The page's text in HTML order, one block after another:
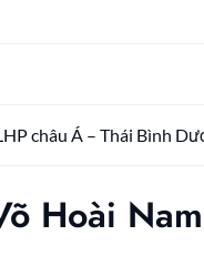
châu Á – Thái Bình
Hoài Nam